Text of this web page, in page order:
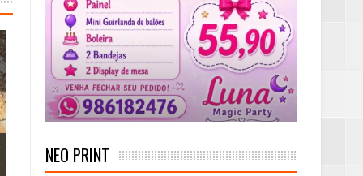
NEO PRINT